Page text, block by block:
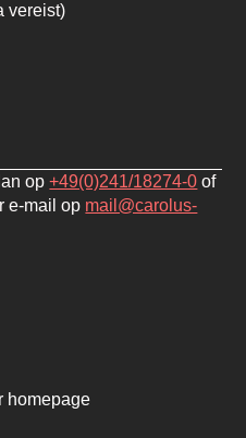
vereist)
op+49(0)241/18274-0 of
e-mail op mail@carolus-
homepage